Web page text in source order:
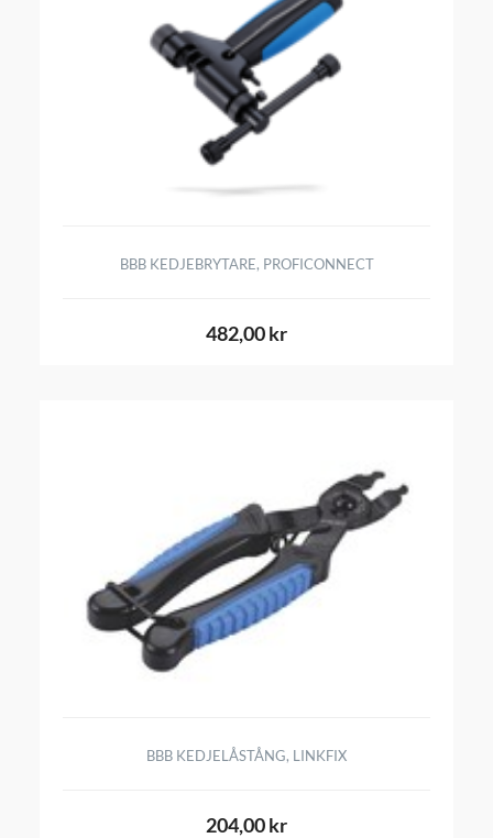
BBB KEDJEBRYTARE, PROFICONNECT
482,00 kr
BBB KEDJELÅSTÅNG, LINKFIX
204,00 kr